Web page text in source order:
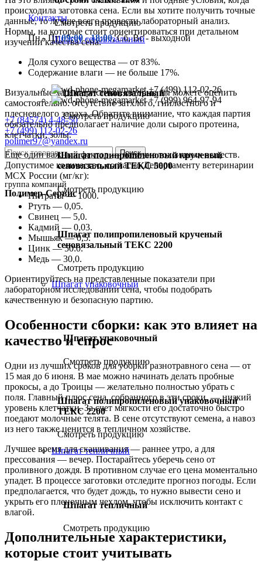
Контакты
Пн - Пт09:00 - 18:00, Сб, Вс - выходной
+7 (499) 112-02-26
+7 (999) 964-97-94
+7 (84574) 4-48-50
+7 (499) 112-02-26
polimer97@yandex.ru
Поиск
группа компаний
Полимер-Сервис
Смотреть продукцию
Шпагат сеновязальный
Шпагат сеновязальный
Смотреть продукцию
Шпагат полипропиленовый крученый
сеновязальный ТЕКС 5000
Смотреть продукцию
Шпагат полипропиленовый крученый
сеновязальный ТЕКС 2200
Смотреть продукцию
Шпагат упаковочный
Шпагат упаковочный
Смотреть продукцию
Шпагат полипропиленовый упаковочный
ТЕКС 2200
Смотреть продукцию
Шпагат тепличный
Шпагат тепличный
Смотреть продукцию
происходила заготовка сена. Если вы хотите получить точные
данные, то лучше всего провести лабораторный анализ.
Нормы, на которые стоит ориентироваться при детальном
изучении качества сена:
Доля сухого вещества — от 83%.
Содержание влаги — не больше 17%.
Визуальные характеристики, которые вы можете оценить
самостоятельно: отсутствие затхлого, гнилостного и
плесневелого запаха. Обратите внимание, что каждая партия
обязательно предполагает наличие доли сырого протеина,
клетчатки, золы.
Еще один важный фактор — наличие токсичных веществ.
Допустимое количество, согласно Департаменту ветеринарии
МСХ России (мг/кг):
Нитраты — 1000.
Ртуть — 0,05.
Свинец — 5,0.
Кадмий — 0,03.
Мышьяк — 0,5.
Цинк — 50:0.
Медь — 30,0.
Ориентируйтесь на представленные показатели при
лабораторном исследовании сена, чтобы подобрать
качественную и безопасную партию.
Особенности сборки: как это влияет на
качество и спрос
Одни из лучших сроков для уборки разнотравного сена — от
15 мая до 6 июня. В мае можно начинать делать пробные
прокосы, а до Троицы — желательно полностью убрать с
поля. Главный плюс сена, собранного в эти сроки, — низкий
уровень клетчатки. За счет мягкости его достаточно быстро
поедают молочные телята. В сене отсутствуют семена, а навоз
из него также ценится в тепличном хозяйстве.
Лучшее время для скашивания — раннее утро, а для
прессования — вечер. Постарайтесь уберечь сено от
проливного дождя. В противном случае его цена моментально
упадет. В процессе заготовки отследите прогноз погоды. Если
предполагается, что будет дождь, то нужно вывести сено и
укрыть его пленочным чехлом, чтобы исключить контакт с
влагой.
Дополнительные характеристики,
которые стоит учитывать